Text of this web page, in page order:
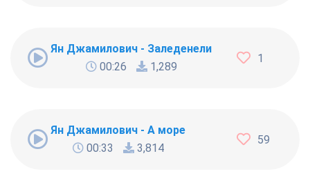
Ян Джамилович - Заледенели
00:26
1,289
1
Ян Джамилович - А море
00:33
3,814
59